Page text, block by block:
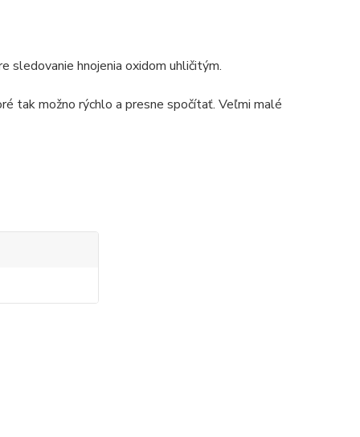
sledovanie hnojenia oxidom uhličitým.
tak možno rýchlo a presne spočítať. Veľmi malé